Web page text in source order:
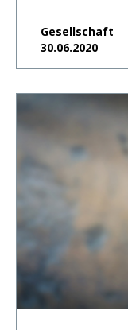
Gesellschaft
30.06.2020